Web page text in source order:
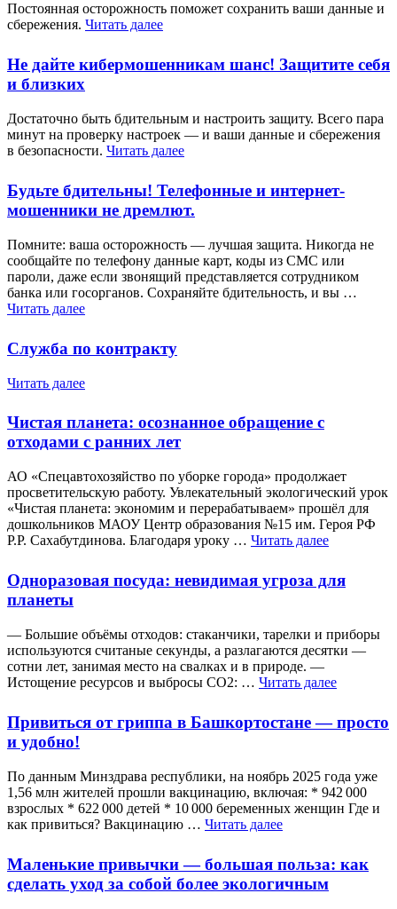
Постоянная осторожность поможет сохранить ваши данные и
сбережения. Читать далее
Не дайте кибермошенникам шанс! Защитите себя
и близких
Достаточно быть бдительным и настроить защиту. Всего пара
минут на проверку настроек — и ваши данные и сбережения
в безопасности. Читать далее
Будьте бдительны! Телефонные и интернет-
мошенники не дремлют.
Помните: ваша осторожность — лучшая защита. Никогда не
сообщайте по телефону данные карт, коды из СМС или
пароли, даже если звонящий представляется сотрудником
банка или госорганов. Сохраняйте бдительность, и вы …
Читать далее
Служба по контракту
Читать далее
Чистая планета: осознанное обращение с
отходами с ранних лет
АО «Спецавтохозяйство по уборке города» продолжает
просветительскую работу. Увлекательный экологический урок
«Чистая планета: экономим и перерабатываем» прошёл для
дошкольников МАОУ Центр образования №15 им. Героя РФ
Р.Р. Сахабутдинова. Благодаря уроку … Читать далее
Одноразовая посуда: невидимая угроза для
планеты
— Большие объёмы отходов: стаканчики, тарелки и приборы
используются считаные секунды, а разлагаются десятки —
сотни лет, занимая место на свалках и в природе. —
Истощение ресурсов и выбросы CO2: … Читать далее
Привиться от гриппа в Башкортостане — просто
и удобно!
По данным Минздрава республики, на ноябрь 2025 года уже
1,56 млн жителей прошли вакцинацию, включая: * 942 000
взрослых * 622 000 детей * 10 000 беременных женщин Где и
как привиться? Вакцинацию … Читать далее
Маленькие привычки — большая польза: как
сделать уход за собой более экологичным